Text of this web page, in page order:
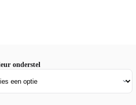
onderstel